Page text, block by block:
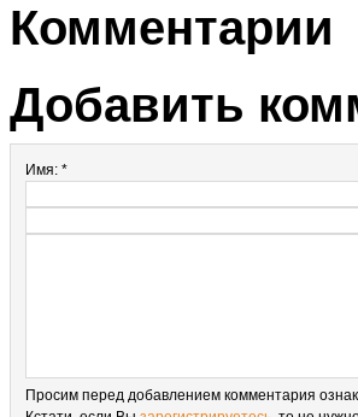
Комментарии
Добавить
Имя: *
Просим перед добавлением комментария